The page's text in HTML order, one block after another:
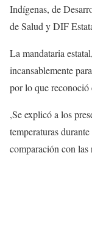
Indígenas, de
de Salud y DIF
La mandataria
incansablemente
por lo que reconoció
,Se explicó a los
temperaturas
comparación con las